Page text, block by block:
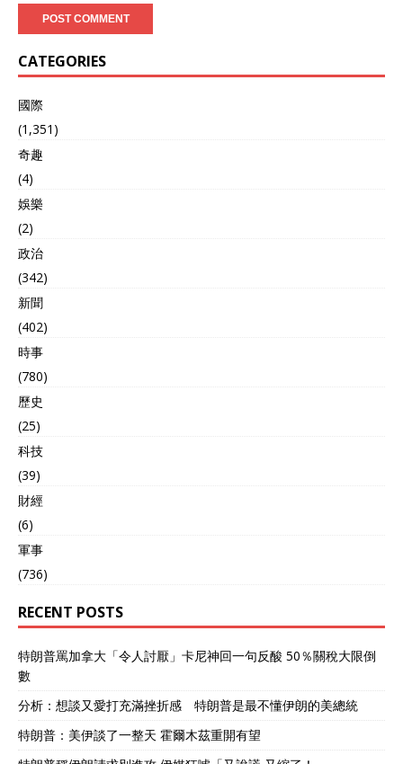
CATEGORIES
國際
(1,351)
奇趣
(4)
娛樂
(2)
政治
(342)
新聞
(402)
時事
(780)
歷史
(25)
科技
(39)
財經
(6)
軍事
(736)
RECENT POSTS
特朗普罵加拿大「令人討厭」卡尼神回一句反酸 50％關稅大限倒
數
分析：想談又愛打充滿挫折感 特朗普是最不懂伊朗的美總統
特朗普：美伊談了一整天 霍爾木茲重開有望